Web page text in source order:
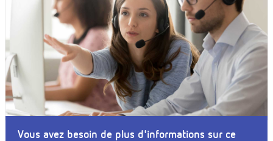
Vous avez besoin de plus d'informations sur ce